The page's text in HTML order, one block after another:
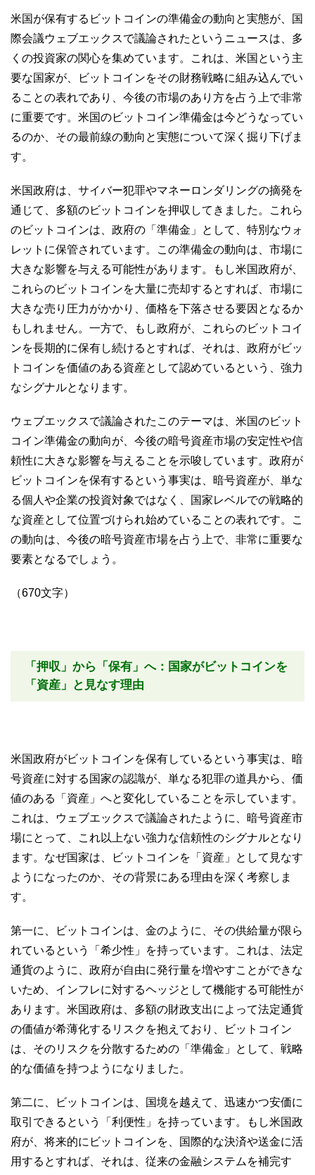
米国が保有するビットコインの準備金の動向と実態が、国
際会議ウェブエックスで議論されたというニュースは、多
くの投資家の関心を集めています。これは、米国という主
要な国家が、ビットコインをその財務戦略に組み込んでい
ることの表れであり、今後の市場のあり方を占う上で非常
に重要です。米国のビットコイン準備金は今どうなってい
るのか、その最前線の動向と実態について深く掘り下げま
す。
米国政府は、サイバー犯罪やマネーロンダリングの摘発を
通じて、多額のビットコインを押収してきました。これら
のビットコインは、政府の「準備金」として、特別なウォ
レットに保管されています。この準備金の動向は、市場に
大きな影響を与える可能性があります。もし米国政府が、
これらのビットコインを大量に売却するとすれば、市場に
大きな売り圧力がかかり、価格を下落させる要因となるか
もしれません。一方で、もし政府が、これらのビットコイ
ンを長期的に保有し続けるとすれば、それは、政府がビッ
トコインを価値のある資産として認めているという、強力
なシグナルとなります。
ウェブエックスで議論されたこのテーマは、米国のビット
コイン準備金の動向が、今後の暗号資産市場の安定性や信
頼性に大きな影響を与えることを示唆しています。政府が
ビットコインを保有するという事実は、暗号資産が、単な
る個人や企業の投資対象ではなく、国家レベルでの戦略的
な資産として位置づけられ始めていることの表れです。こ
の動向は、今後の暗号資産市場を占う上で、非常に重要な
要素となるでしょう。
（670文字）
「押収」から「保有」へ：国家がビットコインを
「資産」と見なす理由
米国政府がビットコインを保有しているという事実は、暗
号資産に対する国家の認識が、単なる犯罪の道具から、価
値のある「資産」へと変化していることを示しています。
これは、ウェブエックスで議論されたように、暗号資産市
場にとって、これ以上ない強力な信頼性のシグナルとなり
ます。なぜ国家は、ビットコインを「資産」として見なす
ようになったのか、その背景にある理由を深く考察しま
す。
第一に、ビットコインは、金のように、その供給量が限ら
れているという「希少性」を持っています。これは、法定
通貨のように、政府が自由に発行量を増やすことができな
いため、インフレに対するヘッジとして機能する可能性が
あります。米国政府は、多額の財政支出によって法定通貨
の価値が希薄化するリスクを抱えており、ビットコイン
は、そのリスクを分散するための「準備金」として、戦略
的な価値を持つようになりました。
第二に、ビットコインは、国境を越えて、迅速かつ安価に
取引できるという「利便性」を持っています。もし米国政
府が、将来的にビットコインを、国際的な決済や送金に活
用するとすれば、それは、従来の金融システムを補完す